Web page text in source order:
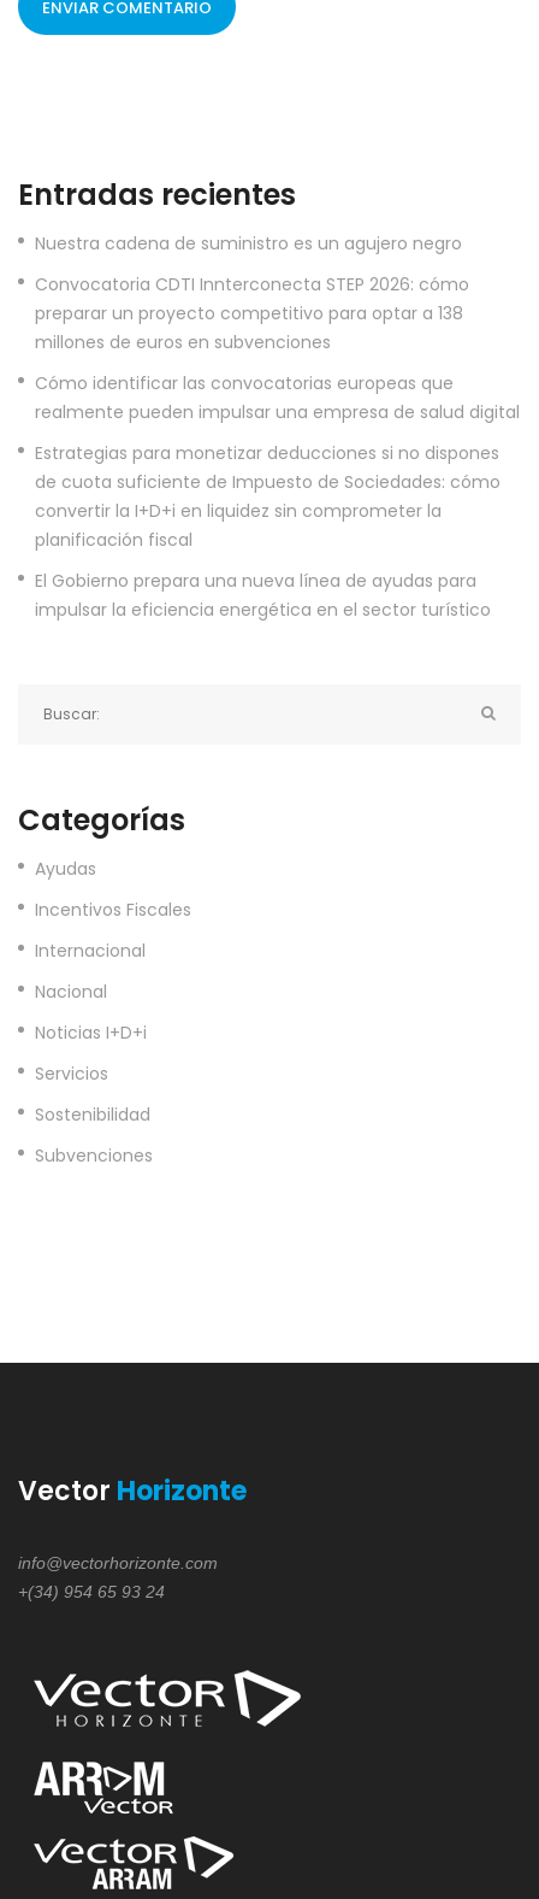
Entradas recientes
Nuestra cadena de suministro es un agujero negro
Convocatoria CDTI Innterconecta STEP 2026: cómo
preparar un proyecto competitivo para optar a 138
millones de euros en subvenciones
Cómo identificar las convocatorias europeas que
realmente pueden impulsar una empresa de salud digital
Estrategias para monetizar deducciones si no dispones
de cuota suficiente de Impuesto de Sociedades: cómo
convertir la I+D+i en liquidez sin comprometer la
planificación fiscal
El Gobierno prepara una nueva línea de ayudas para
impulsar la eficiencia energética en el sector turístico
Categorías
Ayudas
Incentivos Fiscales
Internacional
Nacional
Noticias I+D+i
Servicios
Sostenibilidad
Subvenciones
Vector Horizonte
info@vectorhorizonte.com
+(34) 954 65 93 24